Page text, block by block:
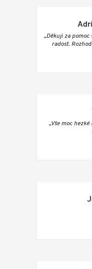
„Děkuji za pomoc
radost.
„Vše moc